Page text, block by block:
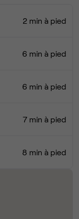
2 min à pied
6 min à pied
6 min à pied
7 min à pied
8 min à pied